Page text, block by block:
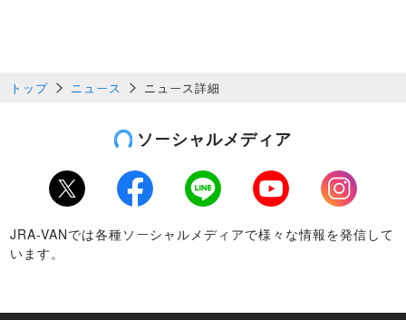
トップ ニュース ニュース詳細
ソーシャルメディア
Twitter Facebook LINE Youtube
Instagram
JRA-VANでは各種ソーシャルメディアで様々な情報を発信して
います。